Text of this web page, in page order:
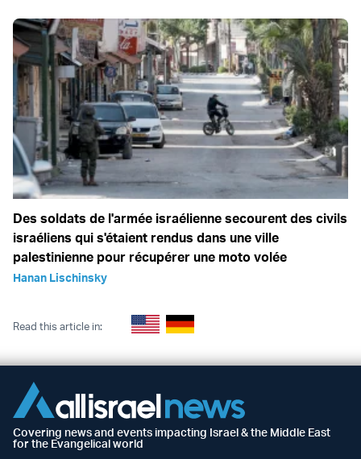
Des soldats de l'armée israélienne secourent des civils
israéliens qui s'étaient rendus dans une ville
palestinienne pour récupérer une moto volée
Hanan Lischinsky
Read this article in:
Covering news and events impacting Israel & the Middle East
for the Evangelical world